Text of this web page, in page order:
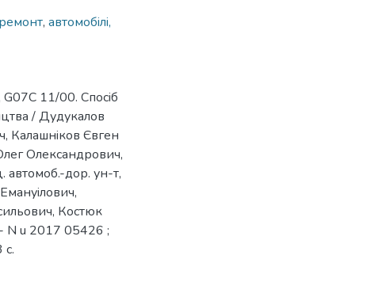
, автомобiлi,
11/00. Спосiб
/ Дудукалов
Калашнiков Євген
Олександрович,
автомоб.-дор. ун-т,
Костюк
N u 2017 05426 ;